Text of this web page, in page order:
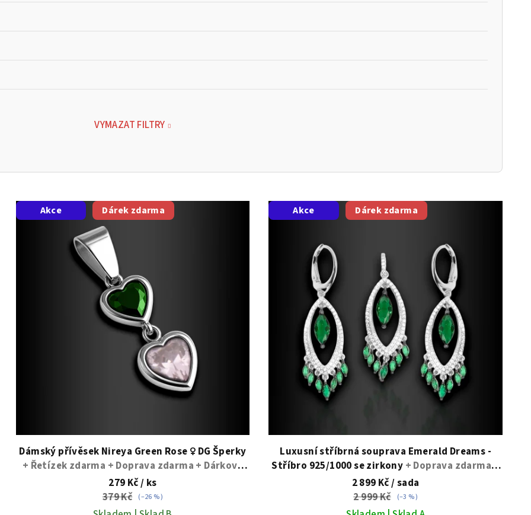
VYMAZAT FILTRY
Akce Dárek zdarma
Dámský přívěsek Nireya Green Rose ♀️ DG Šperky
+ Řetízek zdarma + Doprava zdarma + Dárkové
balení zdarma
279 Kč/ ks
379 Kč (–26 %)
Akce Dárek zdarma
Luxusní stříbrná souprava Emerald Dreams -
Stříbro 925/1000 se zirkony + Doprava zdarma +
Dárkové balení zdarma
2 899 Kč/ sada
2 999 Kč
(–3 %)